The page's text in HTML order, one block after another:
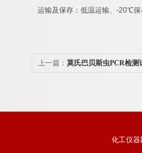
运输及保存：低温运输、 -20℃
上一篇： 莫氏巴贝斯虫PCR检测
化工仪器